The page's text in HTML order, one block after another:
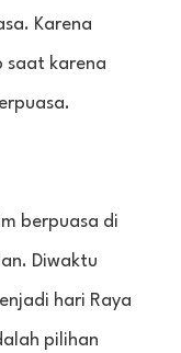
Karena
saat karena
berpuasa di
Diwaktu
hari Raya
pilihan